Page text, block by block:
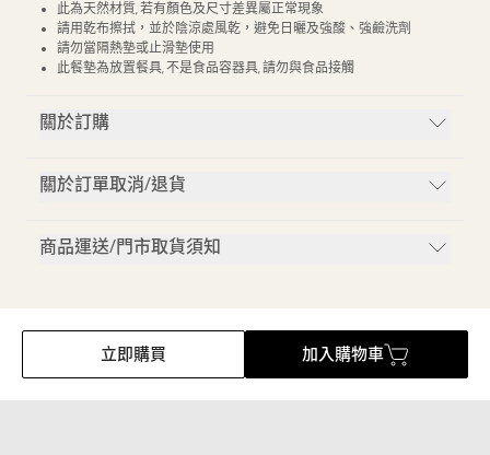
此為天然材質, 若有顏色及尺寸差異屬正常現象
請用乾布擦拭，並於陰涼處風乾，避免日曬及強酸、強鹼洗劑
請勿當隔熱墊或止滑墊使用
此餐墊為放置餐具, 不是食品容器具, 請勿與食品接觸
關於訂購
關於訂單取消/退貨
商品運送/門市取貨須知
立即購買 加入購物車